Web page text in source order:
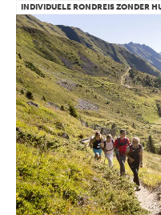
INDIVIDUELE RONDREIS ZONDER